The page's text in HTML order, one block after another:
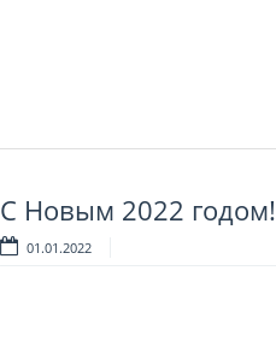
С Новым 2022 годом!
01.01.2022